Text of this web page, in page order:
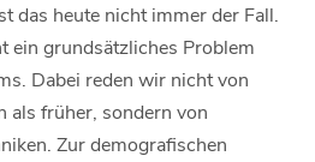
das heute nicht immer der Fall.
ein grundsätzliches Problem
Dabei reden wir nicht von
als früher, sondern von
Zur demografischen